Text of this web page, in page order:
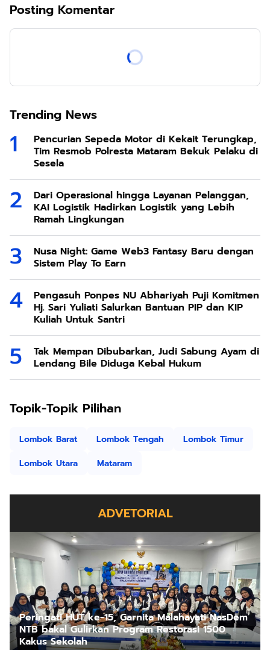
Posting Komentar
Trending News
Pencurian Sepeda Motor di Kekait Terungkap,
Tim Resmob Polresta Mataram Bekuk Pelaku di
Sesela
Dari Operasional hingga Layanan Pelanggan,
KAI Logistik Hadirkan Logistik yang Lebih
Ramah Lingkungan
Nusa Night: Game Web3 Fantasy Baru dengan
Sistem Play To Earn
Pengasuh Ponpes NU Abhariyah Puji Komitmen
Hj. Sari Yuliati Salurkan Bantuan PIP dan KIP
Kuliah Untuk Santri
Tak Mempan Dibubarkan, Judi Sabung Ayam di
Lendang Bile Diduga Kebal Hukum
Topik-Topik Pilihan
Lombok Barat Lombok Tengah
Lombok Timur
Lombok Utara
Mataram
ADVETORIAL
Peringati HUT ke-15, Garnita Malahayati NasDem
NTB bakal Gulirkan Program Restorasi 1500
Kakus Sekolah